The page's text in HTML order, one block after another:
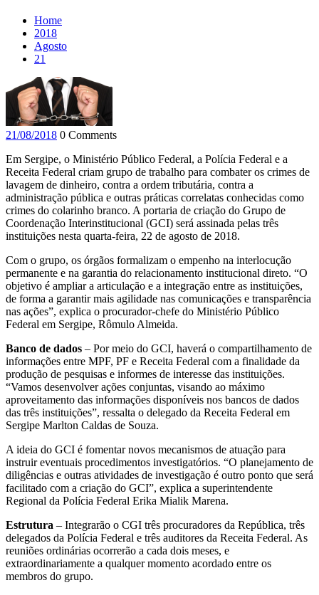
Home
2018
Agosto
21
21/08/2018 0 Comments
Em Sergipe, o Ministério Público Federal, a Polícia Federal e a
Receita Federal criam grupo de trabalho para combater os crimes de
lavagem de dinheiro, contra a ordem tributária, contra a
administração pública e outras práticas correlatas conhecidas como
crimes do colarinho branco. A portaria de criação do Grupo de
Coordenação Interinstitucional (GCI) será assinada pelas três
instituições nesta quarta-feira, 22 de agosto de 2018.
Com o grupo, os órgãos formalizam o empenho na interlocução
permanente e na garantia do relacionamento institucional direto. “O
objetivo é ampliar a articulação e a integração entre as instituições,
de forma a garantir mais agilidade nas comunicações e transparência
nas ações”, explica o procurador-chefe do Ministério Público
Federal em Sergipe, Rômulo Almeida.
Banco de dados – Por meio do GCI, haverá o compartilhamento de
informações entre MPF, PF e Receita Federal com a finalidade da
produção de pesquisas e informes de interesse das instituições.
“Vamos desenvolver ações conjuntas, visando ao máximo
aproveitamento das informações disponíveis nos bancos de dados
das três instituições”, ressalta o delegado da Receita Federal em
Sergipe Marlton Caldas de Souza.
A ideia do GCI é fomentar novos mecanismos de atuação para
instruir eventuais procedimentos investigatórios. “O planejamento de
diligências e outras atividades de investigação é outro ponto que será
facilitado com a criação do GCI”, explica a superintendente
Regional da Polícia Federal Erika Mialik Marena.
Estrutura – Integrarão o CGI três procuradores da República, três
delegados da Polícia Federal e três auditores da Receita Federal. As
reuniões ordinárias ocorrerão a cada dois meses, e
extraordinariamente a qualquer momento acordado entre os
membros do grupo.